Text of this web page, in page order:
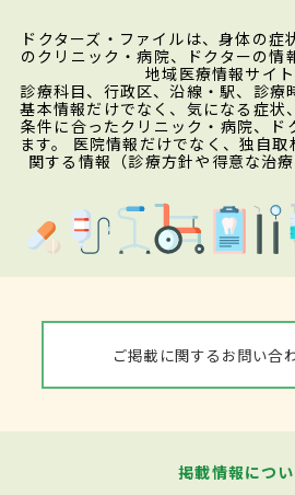
ドクターズ・ファイルは、身体の症
のクリニック・病院、ドクターの情
地域医療情報サイト
診療科目、行政区、沿線・駅、診療
基本情報だけでなく、気になる症状
条件に合ったクリニック・病院、ド
ます。 医院情報だけでなく、独自
関する情報（診療方針や得意な治
ご掲載に関するお問い合
掲載情報につ